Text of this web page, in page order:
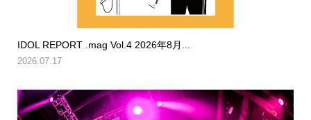
IDOL REPORT .mag Vol.4 2026年8月...
2026.07.17